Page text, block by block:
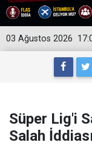
03 Ağustos 2026
Süper Lig'i
Salah